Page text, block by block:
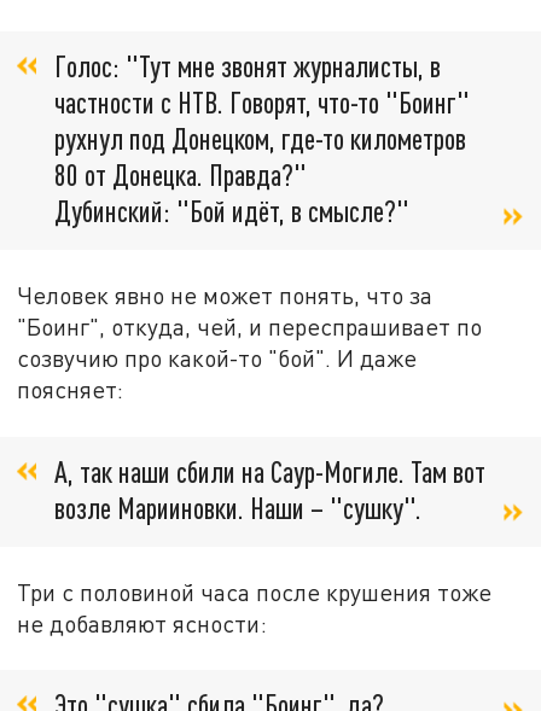
Голос: "Тут мне звонят журналисты, в
частности с НТВ. Говорят, что-то "Боинг"
рухнул под Донецком, где-то километров
80 от Донецка. Правда?"
Дубинский: "Бой идёт, в смысле?"
Человек явно не может понять, что за
"Боинг", откуда, чей, и переспрашивает по
созвучию про какой-то "бой". И даже
поясняет:
А, так наши сбили на Саур-Могиле. Там вот
возле Марииновки. Наши – "сушку".
Три с половиной часа после крушения тоже
не добавляют ясности: